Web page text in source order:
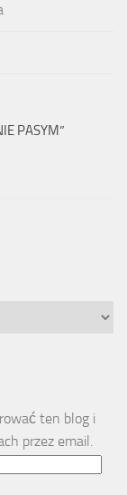
PASYM”
ten blog i
przez email.